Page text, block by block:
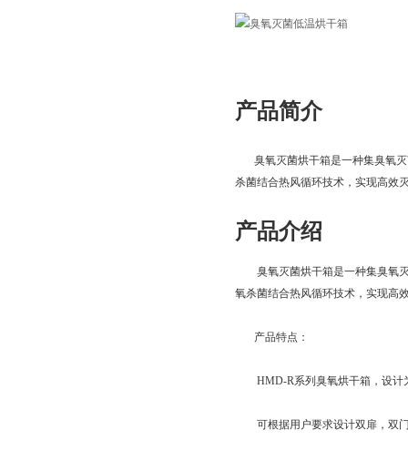
产品简介
臭氧灭菌烘干箱是一种集臭氧灭
杀菌结合热风循环技术，实现高效
产品介绍
臭氧灭菌烘干箱是一种集臭氧灭
氧杀菌结合热风循环技术，实现高
产品特点：
HMD-R系列臭氧烘干箱，设计
可根据用户要求设计双扉，双